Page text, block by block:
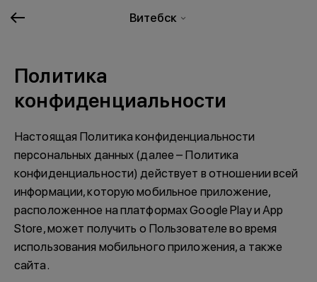
Витебск
Политика
конфиденциальности
Настоящая Политика конфиденциальности
персональных данных (далее – Политика
конфиденциальности) действует в отношении всей
информации, которую мобильное приложение,
расположенное на платформах Google Play и App
Store, может получить о Пользователе во время
использования мобильного приложения, а также
сайта.